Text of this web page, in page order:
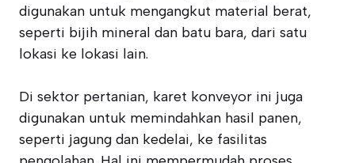
digunakan untuk mengangkut material berat,
seperti bijih mineral dan batu bara, dari satu
lokasi ke lokasi lain.
Di sektor pertanian, karet konveyor ini juga
digunakan untuk memindahkan hasil panen,
seperti jagung dan kedelai, ke fasilitas